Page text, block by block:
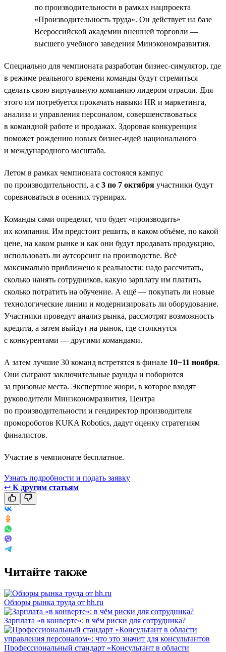
по производительности в рамках нацпроекта
«Производительность труда». Он действует на базе
Всероссийской академии внешней торговли —
высшего учебного заведения Минэкономразвития.
Специально для чемпионата разработан бизнес-симулятор, где
в режиме реального времени команды будут стремиться
сделать свою виртуальную компанию лидером отрасли. Для
этого им потребуется прокачать навыки HR и маркетинга,
анализа и управления персоналом, совершенствоваться
в командной работе и продажах. Здоровая конкуренция
поможет рождению новых бизнес-идей национального
и международного масштаба.
Летом в рамках чемпионата состоялся кампус
по производительности, а с 3 по 7 октября участники будут
соревноваться в осенних турнирах.
Команды сами определят, что будет «производить»
их компания. Им предстоит решить, в каком объёме, по какой
цене, на каком рынке и как они будут продавать продукцию,
использовать ли аутсорсинг на производстве. Всё
максимально приближено к реальности: надо рассчитать,
сколько нанять сотрудников, какую зарплату им платить,
сколько потратить на обучение. А ещё — покупать ли новые
технологические линии и модернизировать ли оборудование.
Участники проведут анализ рынка, рассмотрят возможность
кредита, а затем выйдут на рынок, где столкнутся
с конкурентами — другими командами.
А затем лучшие 30 команд встретятся в финале 10−11 ноября.
Они сыграют заключительные раунды и поборются
за призовые места. Экспертное жюри, в которое входят
руководители Минэкономразвития, Центра
по производительности и гендиректор производителя
промороботов KUKA Robotics, дадут оценку стратегиям
финалистов.
Участие в чемпионате бесплатное.
Узнать подробности и подать заявку
↩ К другим статьям
Читайте также
Обзоры рынка труда от hh.ru
Зарплата «в конверте»: в чём риски для сотрудника?
Профессиональный стандарт «Консультант в области